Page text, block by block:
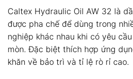
Caltex Hydraulic Oil AW 32 là
được pha chế để dùng trong
nghiệp khác nhau khi có yêu
mòn. Đặc biệt thích hợp ứng
khăn về bảo trì và tỉ lệ rò rỉ cao.